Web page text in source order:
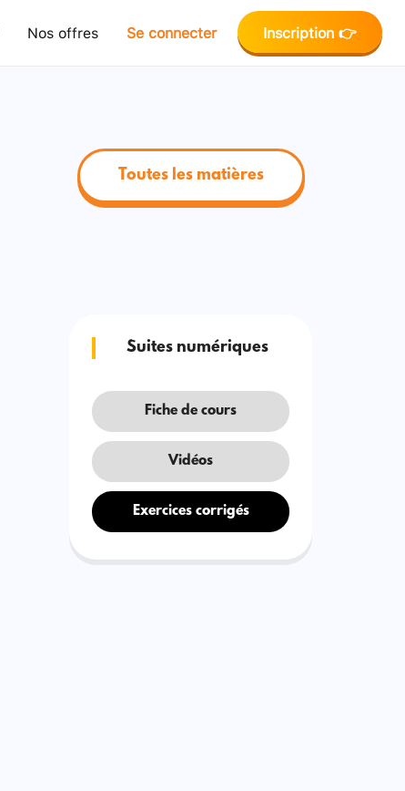
Nos offres Se connecter Inscription 👉
Toutes les matières
Suites numériques
Fiche de cours
Vidéos
Exercices corrigés